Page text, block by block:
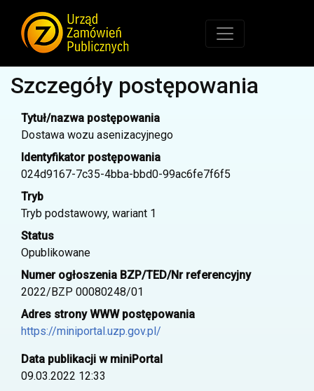
Szczegóły postępowania
Tytuł/nazwa postępowania
Dostawa wozu asenizacyjnego
Identyfikator postępowania
024d9167-7c35-4bba-bbd0-99ac6fe7f6f5
Tryb
Tryb podstawowy, wariant 1
Status
Opublikowane
Numer ogłoszenia BZP/TED/Nr referencyjny
2022/BZP 00080248/01
Adres strony WWW postępowania
https://miniportal.uzp.gov.pl/
Data publikacji w miniPortal
09.03.2022 12:33